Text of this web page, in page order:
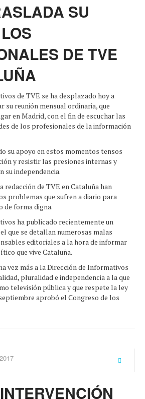
SU
DE TVE
de TVE se ha desplazado hoy a
su reunión mensual ordinaria, que
en Madrid, con el fin de escuchar las
de los profesionales de la información
su apoyo en estos momentos tensos
y resistir las presiones internas y
su independencia.
redacción de TVE en Cataluña han
problemas que sufren a diario para
de forma digna.
ha publicado recientemente un
que se detallan numerosas malas
editoriales a la hora de informar
que vive Cataluña.
vez más a la Dirección de Informativos
pluralidad e independencia a la que
televisión pública y que respete la ley
aprobó el Congreso de los